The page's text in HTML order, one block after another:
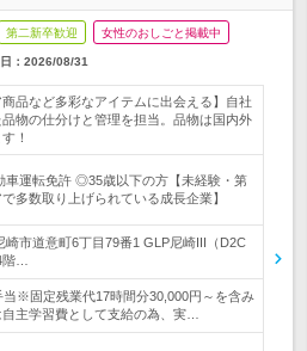
第二新卒歓迎 女性のおしごと掲載中
： 2026/08/31
商品など多彩なアイテムに出会える】自社
物の仕分けと管理を担当。品物は国内外
！
運転免許 ◎35歳以下の方【未経験・第
多数取り上げられている成長企業】
崎市道意町6丁目79番1 GLP尼崎III（D2C
…
当※固定残業代17時間分30,000円～を含み
主学習費として支給の為、実…